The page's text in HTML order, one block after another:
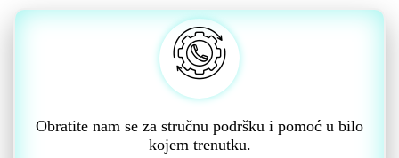
Obratite nam se za stručnu podršku i pomoć u bilo
kojem trenutku.